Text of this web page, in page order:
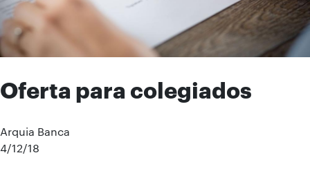
Oferta para colegiados
Arquia Banca
4/12/18